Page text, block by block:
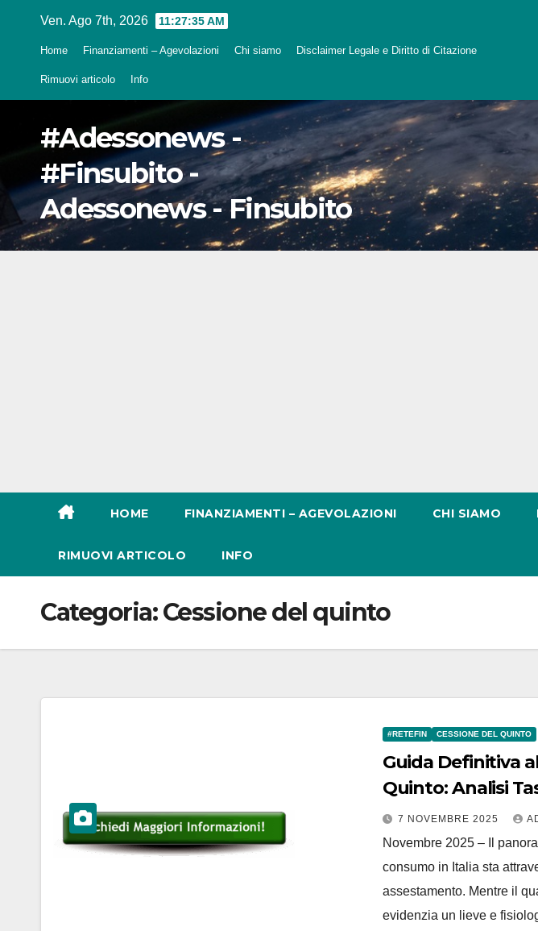
Ven. Ago 7th, 2026 11:27:36 AM
Home Finanziamenti – Agevolazioni Chi siamo Disclaimer Legale e Diritto di Citazione
Rimuovi articolo Info
#Adessonews -
#Finsubito -
Adessonews - Finsubito
HOME FINANZIAMENTI – AGEVOLAZIONI CHI SIAMO
RIMUOVI ARTICOLO INFO
Categoria:Cessione del quinto
#RETEFIN CESSIONE DEL QUINTO
Guida Definitiva
Quinto: Analisi
Soluzioni di
Retefin –
#Adessonews –
#Finsubito –
7 NOVEMBRE 2025
Novembre 2025 – Il
consumo in Italia sta
assestamento. Mentre il
evidenzia un lieve e